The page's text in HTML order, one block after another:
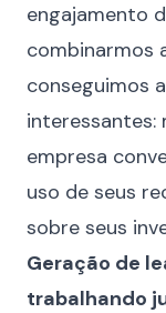
engajamento
combinarmos
conseguimos
interessantes:
empresa
uso de seus
sobre seus
Geração de
trabalhando